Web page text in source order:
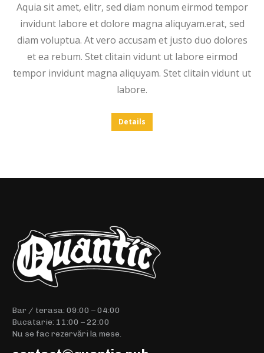
Aquia sit amet, elitr, sed diam nonum eirmod tempor
invidunt labore et dolore magna aliquyam.erat, sed
diam voluptua. At vero accusam et justo duo dolores
et ea rebum. Stet clitain vidunt ut labore eirmod
tempor invidunt magna aliquyam. Stet clitain vidunt ut
labore.
Details
Bar / terasa: 09:00 – 04:00
Bucatarie: 11:00 – 22:00
Nu se fac rezervări la mese.